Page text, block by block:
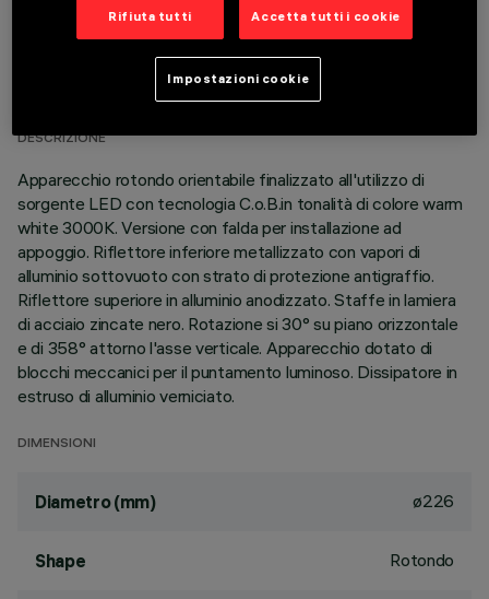
DATI TECNICI
ULTIMO AGGIORNAMENTO: 01/08/2026
DESCRIZIONE
Apparecchio rotondo orientabile finalizzato all'utilizzo di
sorgente LED con tecnologia C.o.B.in tonalità di colore warm
white 3000K. Versione con falda per installazione ad
appoggio. Riflettore inferiore metallizzato con vapori di
alluminio sottovuoto con strato di protezione antigraffio.
Riflettore superiore in alluminio anodizzato. Staffe in lamiera
di acciaio zincate nero. Rotazione si 30° su piano orizzontale
e di 358° attorno l'asse verticale. Apparecchio dotato di
blocchi meccanici per il puntamento luminoso. Dissipatore in
estruso di alluminio verniciato.
DIMENSIONI
Diametro (mm) ø226
Shape Rotondo
Rifiuta tutti Accetta tutti i cookie
Impostazioni cookie